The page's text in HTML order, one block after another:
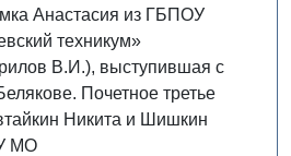
Анастасия из ГБПОУ
техникум»
В.И.), выступившая с
Почетное третье
Никита и Шишкин
МО